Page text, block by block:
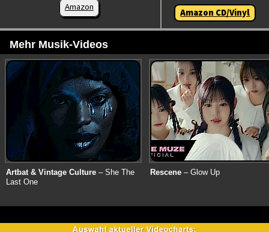
Amazon Amazon CD/Vinyl
Mehr Musik-Videos
Artbat & Vintage Culture – She The
Last One
Rescene – Glow Up